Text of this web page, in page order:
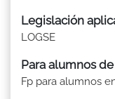
Legislación
LOGSE
Para alumnos de
Fp para alumnos